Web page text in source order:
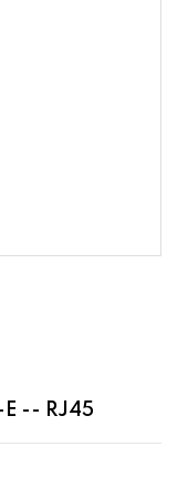
E -- RJ45